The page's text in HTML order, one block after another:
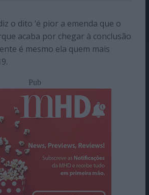
o dito ‘é pior a emenda que o
acaba por chegar à conclusão
é mesmo ela quem mais
Pub